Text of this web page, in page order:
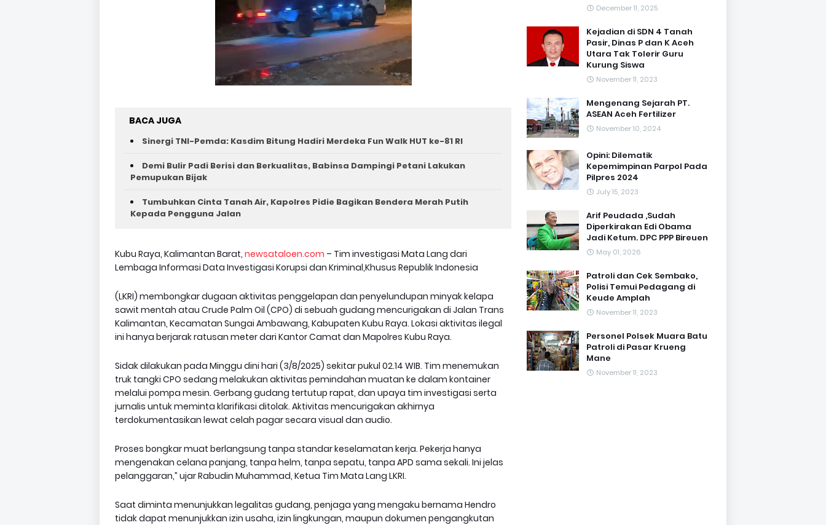
BACA JUGA
Sinergi TNI-Pemda: Kasdim Bitung Hadiri Merdeka Fun Walk HUT ke-81 RI
Demi Bulir Padi Berisi dan Berkualitas, Babinsa Dampingi Petani Lakukan
Pemupukan Bijak
Tumbuhkan Cinta Tanah Air, Kapolres Pidie Bagikan Bendera Merah Putih
Kepada Pengguna Jalan ‎
Kubu Raya, Kalimantan Barat, newsataloen.com – Tim investigasi Mata Lang dari
Lembaga Informasi Data Investigasi Korupsi dan Kriminal,Khusus Republik Indonesia
(LKRI) membongkar dugaan aktivitas penggelapan dan penyelundupan minyak kelapa
sawit mentah atau Crude Palm Oil (CPO) di sebuah gudang mencurigakan di Jalan Trans
Kalimantan, Kecamatan Sungai Ambawang, Kabupaten Kubu Raya. Lokasi aktivitas ilegal
ini hanya berjarak ratusan meter dari Kantor Camat dan Mapolres Kubu Raya.
Sidak dilakukan pada Minggu dini hari (3/8/2025) sekitar pukul 02.14 WIB. Tim menemukan
truk tangki CPO sedang melakukan aktivitas pemindahan muatan ke dalam kontainer
melalui pompa mesin. Gerbang gudang tertutup rapat, dan upaya tim investigasi serta
jurnalis untuk meminta klarifikasi ditolak. Aktivitas mencurigakan akhirnya
terdokumentasikan lewat celah pagar secara visual dan audio.
Proses bongkar muat berlangsung tanpa standar keselamatan kerja. Pekerja hanya
mengenakan celana panjang, tanpa helm, tanpa sepatu, tanpa APD sama sekali. Ini jelas
pelanggaran,” ujar Rabudin Muhammad, Ketua Tim Mata Lang LKRI.
Saat diminta menunjukkan legalitas gudang, penjaga yang mengaku bernama Hendro
tidak dapat menunjukkan izin usaha, izin lingkungan, maupun dokumen pengangkutan
December 11, 2025
Kejadian di SDN 4 Tanah
Pasir, Dinas P dan K Aceh
Utara Tak Tolerir Guru
Kurung Siswa
November 11, 2023
Mengenang Sejarah PT.
ASEAN Aceh Fertilizer
November 10, 2024
Opini: Dilematik
Kepemimpinan Parpol Pada
Pilpres 2024
July 15, 2023
Arif Peudada ,Sudah
Diperkirakan Edi Obama
Jadi Ketum. DPC PPP Bireuen
May 01, 2026
Patroli dan Cek Sembako,
Polisi Temui Pedagang di
Keude Amplah
November 11, 2023
Personel Polsek Muara Batu
Patroli di Pasar Krueng
Mane
November 11, 2023